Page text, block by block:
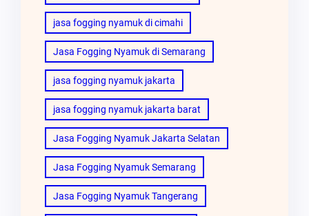
jasa fogging nyamuk di cimahi
Jasa Fogging Nyamuk di Semarang
jasa fogging nyamuk jakarta
jasa fogging nyamuk jakarta barat
Jasa Fogging Nyamuk Jakarta Selatan
Jasa Fogging Nyamuk Semarang
Jasa Fogging Nyamuk Tangerang